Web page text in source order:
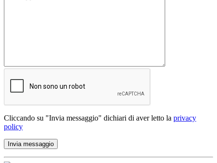
Cliccando su "Invia messaggio" dichiari di aver letto la privacy
policy